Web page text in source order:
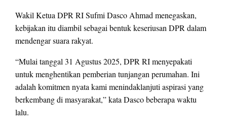
Wakil Ketua DPR RI Sufmi Dasco Ahmad menegaskan,
kebijakan itu diambil sebagai bentuk keseriusan DPR dalam
mendengar suara rakyat.
“Mulai tanggal 31 Agustus 2025, DPR RI menyepakati
untuk menghentikan pemberian tunjangan perumahan. Ini
adalah komitmen nyata kami menindaklanjuti aspirasi yang
berkembang di masyarakat,” kata Dasco beberapa waktu
lalu.